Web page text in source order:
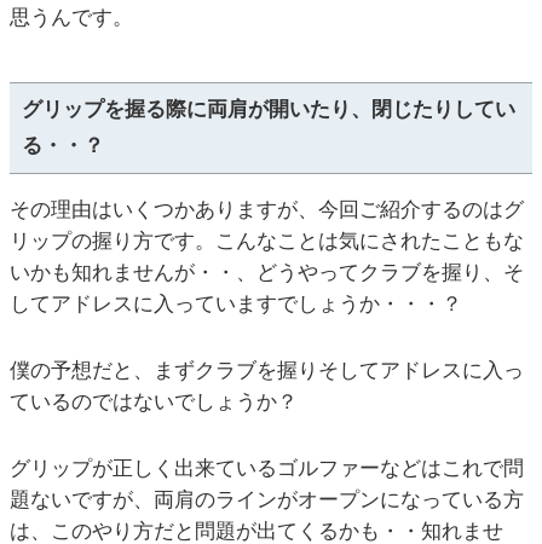
思うんです。
グリップを握る際に両肩が開いたり、閉じたりしてい
る・・？
その理由はいくつかありますが、今回ご紹介するのはグ
リップの握り方です。こんなことは気にされたこともな
いかも知れませんが・・、どうやってクラブを握り、そ
してアドレスに入っていますでしょうか・・・？
僕の予想だと、まずクラブを握りそしてアドレスに入っ
ているのではないでしょうか？
グリップが正しく出来ているゴルファーなどはこれで問
題ないですが、両肩のラインがオープンになっている方
は、このやり方だと問題が出てくるかも・・知れませ